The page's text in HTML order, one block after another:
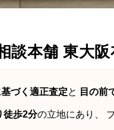
本舗 東大
づく適正査定と 目の前
徒歩2分の立地にあり、